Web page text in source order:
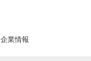
企業情報